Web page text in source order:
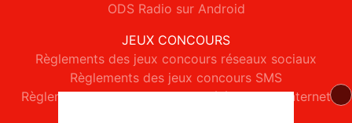
ODS Radio sur Android
JEUX CONCOURS
Règlements des jeux concours réseaux sociaux
Règlements des jeux concours SMS
Règlements des jeux concours téléphone et internet